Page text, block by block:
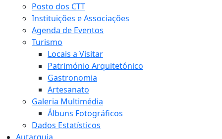
Posto dos CTT
Instituições e Associações
Agenda de Eventos
Turismo
Locais a Visitar
Património Arquitetónico
Gastronomia
Artesanato
Galeria Multimédia
Álbuns Fotográficos
Dados Estatísticos